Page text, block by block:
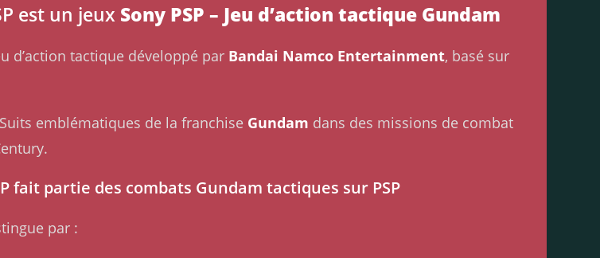
est un jeux Sony PSP – Jeu d’action tactique Gundam
d’action tactique développé par Bandai Namco Entertainment, basé sur
emblématiques de la franchise Gundam dans des missions de combat
fait partie des combats Gundam tactiques sur PSP
par :